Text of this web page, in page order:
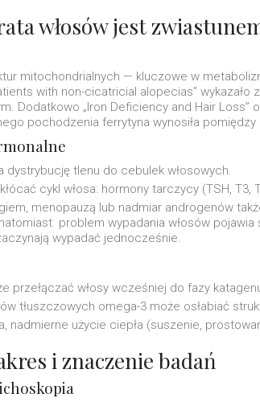
włosów jest
mitochondrialnych — kluczowe w
with non-cicatricial alopecias”
Dodatkowo „Iron Deficiency and Hair
pochodzenia ferrytyna wynosiła pomiędzy
tlenu do cebulek włosowych.
cykl włosa: hormony tarczycy (TSH, T3,
menopauzą lub nadmiar androgenów
problem wypadania włosów
wypadać jednocześnie.
przełączać włosy wcześniej do fazy
tłuszczowych omega-3 może osłabiać
użycie ciepła (suszenie,
i znaczenie badań